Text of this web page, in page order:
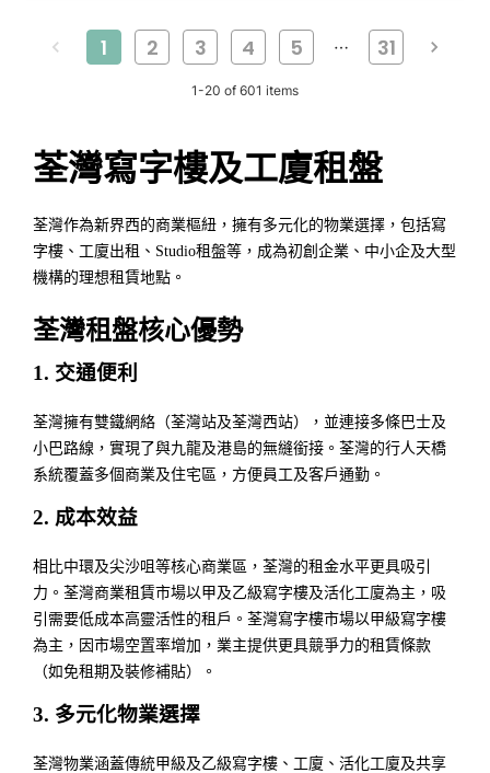
1 2 3 4 5 … 31
1-20 of 601 items
荃灣寫字樓及工廈租盤
荃灣作為新界西的商業樞紐，擁有多元化的物業選擇，包括寫
字樓、工廈出租、Studio租盤等，成為初創企業、中小企及大型
機構的理想租賃地點。
荃灣租盤核心優勢
1. 交通便利
荃灣擁有雙鐵網絡（荃灣站及荃灣西站），並連接多條巴士及
小巴路線，實現了與九龍及港島的無縫銜接。荃灣的行人天橋
系統覆蓋多個商業及住宅區，方便員工及客戶通勤。
2. 成本效益
相比中環及尖沙咀等核心商業區，荃灣的租金水平更具吸引
力。荃灣商業租賃市場以甲及乙級寫字樓及活化工廈為主，吸
引需要低成本高靈活性的租戶。荃灣寫字樓市場以甲級寫字樓
為主，因市場空置率增加，業主提供更具競爭力的租賃條款
（如免租期及裝修補貼）。
3. 多元化物業選擇
荃灣物業涵蓋傳統甲級及乙級寫字樓、工廈、活化工廈及共享